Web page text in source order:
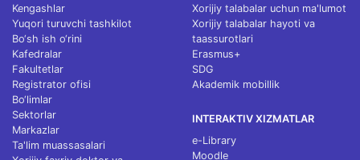
Kengashlar
Yuqori turuvchi tashkilot
Bo‘sh ish o‘rini
Kafedralar
Fakultetlar
Registrator ofisi
Bo‘limlar
Sektorlar
Markazlar
Ta'lim muassasalari
Xorijiy talabalar uchun ma'lumot
Xorijiy talabalar hayoti va
taassurotlari
Erasmus+
SDG
Akademik mobillik
INTERAKTIV XIZMATLAR
e-Library
Moodle